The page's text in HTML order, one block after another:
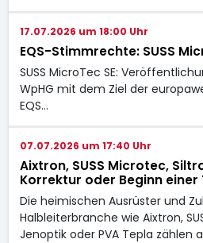
17.07.2026 um 18:00 Uhr
EQS-Stimmrechte: SUSS
SUSS MicroTec SE:
WpHG mit dem Ziel der
EQS…
07.07.2026 um 17:40 Uhr
Aixtron, SUSS Microtec,
Korrektur oder Beginn einer
Die heimischen Ausrüster und
Halbleiterbranche wie Aixtron,
Jenoptik oder PVA Tepla zählen